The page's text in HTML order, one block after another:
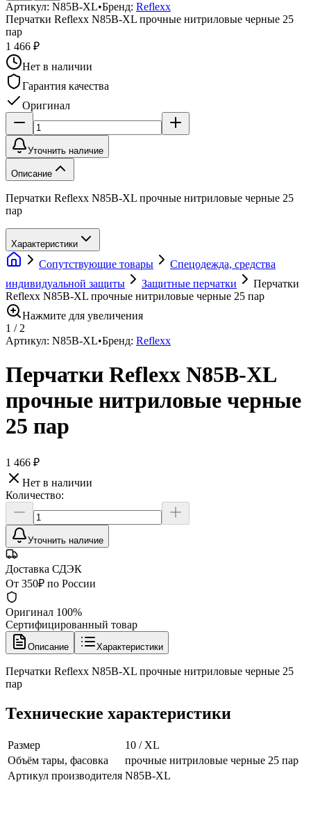
Артикул: N85B-XL•Бренд: Reflexx
Перчатки Reflexx N85B-XL прочные нитриловые черные 25
пар
1 466 ₽
Нет в наличии
Гарантия качества
Оригинал
Уточнить наличие
Описание
Перчатки Reflexx N85B-XL прочные нитриловые черные 25
пар
Характеристики
Сопутствующие товары
Спецодежда, средства
индивидуальной защиты
Защитные перчатки
Перчатки
Reflexx N85B-XL прочные нитриловые черные 25 пар
Нажмите для увеличения
1 / 2
Артикул: N85B-XL•Бренд: Reflexx
Перчатки Reflexx N85B-XL
прочные нитриловые черные
25 пар
1 466 ₽
Нет в наличии
Количество:
Уточнить наличие
Доставка СДЭК
От 350₽ по России
Оригинал 100%
Сертифицированный товар
Описание Характеристики
Перчатки Reflexx N85B-XL прочные нитриловые черные 25
пар
Технические характеристики
Размер
10 / XL
Объём тары, фасовка
прочные нитриловые черные 25 пар
Артикул производителя N85B-XL